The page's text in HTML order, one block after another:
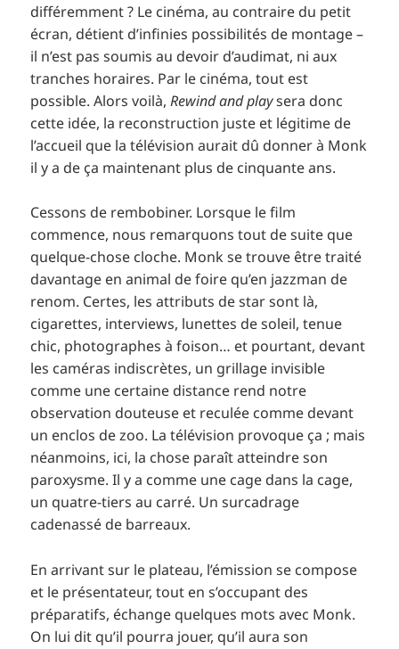
différemment ? Le cinéma, au contraire du petit
écran, détient d’infinies possibilités de montage –
il n’est pas soumis au devoir d’audimat, ni aux
tranches horaires. Par le cinéma, tout est
possible. Alors voilà,Rewind and playsera donc
cette idée, la reconstruction juste et légitime de
l’accueil que la télévision aurait dû donner à Monk
il y a de ça maintenant plus de cinquante ans.
Cessons de rembobiner. Lorsque le film
commence, nous remarquons tout de suite que
quelque-chose cloche. Monk se trouve être traité
davantage en animal de foire qu’en jazzman de
renom. Certes, les attributs de star sont là,
cigarettes, interviews, lunettes de soleil, tenue
chic, photographes à foison… et pourtant, devant
les caméras indiscrètes, un grillage invisible
comme une certaine distance rend notre
observation douteuse et reculée comme devant
un enclos de zoo. La télévision provoque ça ; mais
néanmoins, ici, la chose paraît atteindre son
paroxysme. Il y a comme une cage dans la cage,
un quatre-tiers au carré. Un surcadrage
cadenassé de barreaux.
En arrivant sur le plateau, l’émission se compose
et le présentateur, tout en s’occupant des
préparatifs, échange quelques mots avec Monk.
On lui dit qu’il pourra jouer, qu’il aura son